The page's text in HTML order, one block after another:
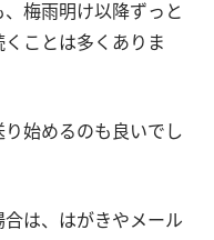
梅雨明け以降ずっと
ことは多くありま
始めるのも良いでし
は、はがきやメール